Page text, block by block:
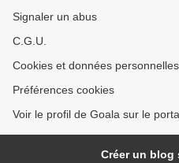
Signaler un abus
C.G.U.
Cookies et données personnelles
Préférences cookies
Voir le profil de Goala sur le
Créer un blog